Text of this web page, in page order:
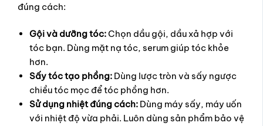
đúng cách:
Gội và dưỡng tóc:Chọn dầu gội, dầu xả hợp với
tóc bạn. Dùng mặt nạ tóc, serum giúp tóc khỏe
hơn.
Sấy tóc tạo phồng: Dùng lược tròn và sấy ngược
chiều tóc mọc để tóc phồng hơn.
Sử dụng nhiệt đúng cách: Dùng máy sấy, máy uốn
với nhiệt độ vừa phải. Luôn dùng sản phẩm bảo vệ